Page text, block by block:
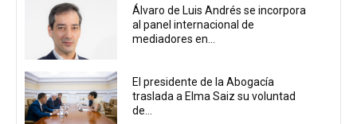
Álvaro de Luis Andrés se incorpora
al panel internacional de
mediadores en...
El presidente de la Abogacía
traslada a Elma Saiz su voluntad
de...